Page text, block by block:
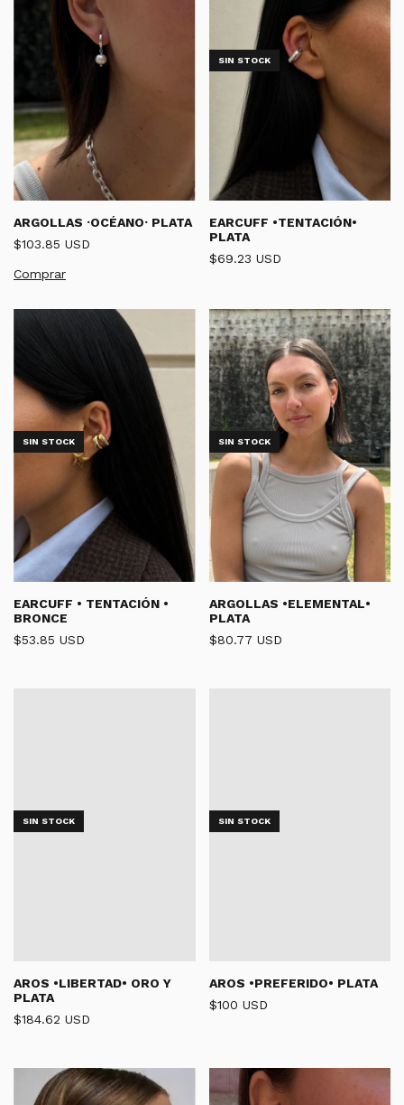
ARGOLLAS ·OCÉANO· PLATA
$103.85 USD
Comprar
SIN STOCK
EARCUFF •TENTACIÓN•
PLATA
$69.23 USD
SIN STOCK
EARCUFF • TENTACIÓN •
BRONCE
$53.85 USD
SIN STOCK
ARGOLLAS •ELEMENTAL•
PLATA
$80.77 USD
SIN STOCK
AROS •LIBERTAD• ORO Y
PLATA
$184.62 USD
SIN STOCK
AROS •PREFERIDO• PLATA
$100 USD